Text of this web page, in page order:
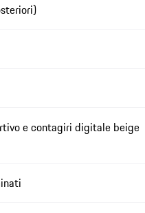
e contagiri digitale beige